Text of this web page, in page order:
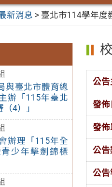
新消息 > 臺北市114學年度
與臺北市體育總
辦「115年臺北
4）」
辦理「115年全
少年擊劍錦標
公告
發佈
發佈
公告
公告